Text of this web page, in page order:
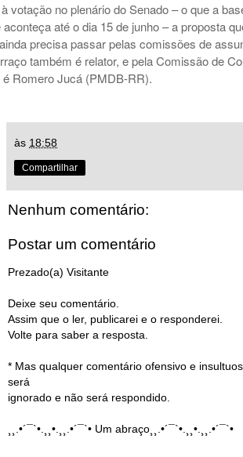
votação no plenário do Senado – o que a
até o dia 15 de junho – a proposta
precisa passar pelas comissões de
também é relator, e pela Comissão de
é Romero Jucá (PMDB-RR).
às 18:58
Compartilhar
Nenhum comentário:
Postar um comentário
Prezado(a) Visitante
Deixe seu comentário.
Assim que o ler, publicarei e o responderei.
Volte para saber a resposta.
* Mas qualquer comentário ofensivo e
será
ignorado e não será respondido.
¸¸.•´¯`•.¸¸•.¸¸.•´¯`• Um abraço¸¸.•´¯`•.¸¸•.¸¸.•´¯`•